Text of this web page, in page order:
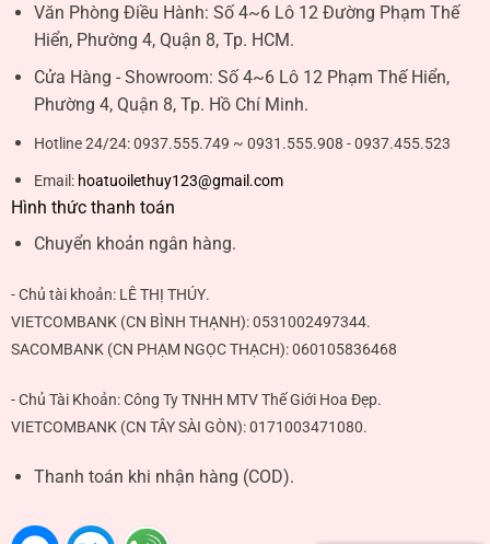
Văn Phòng Điều Hành: Số 4~6 Lô 12 Đường Phạm Thế
Hiển, Phường 4, Quận 8, Tp. HCM.
Cửa Hàng - Showroom: Số 4~6 Lô 12 Phạm Thế Hiển,
Phường 4, Quận 8, Tp. Hồ Chí Minh.
Hotline 24/24:0937.555.749 ~ 0931.555.908 - 0937.455.523
Email: hoatuoilethuy123@gmail.com
Hình thức thanh toán
Chuyển khoản ngân hàng.
- Chủ tài khoản: LÊ THỊ THÚY.
VIETCOMBANK (CN BÌNH THẠNH):0531002497344.
SACOMBANK (CN PHẠM NGỌC THẠCH):060105836468
- Chủ Tài Khoản: Công Ty TNHH MTV Thế Giới Hoa Đẹp.
VIETCOMBANK (CN TÂY SÀI GÒN):0171003471080.
Thanh toán khi nhận hàng (COD).